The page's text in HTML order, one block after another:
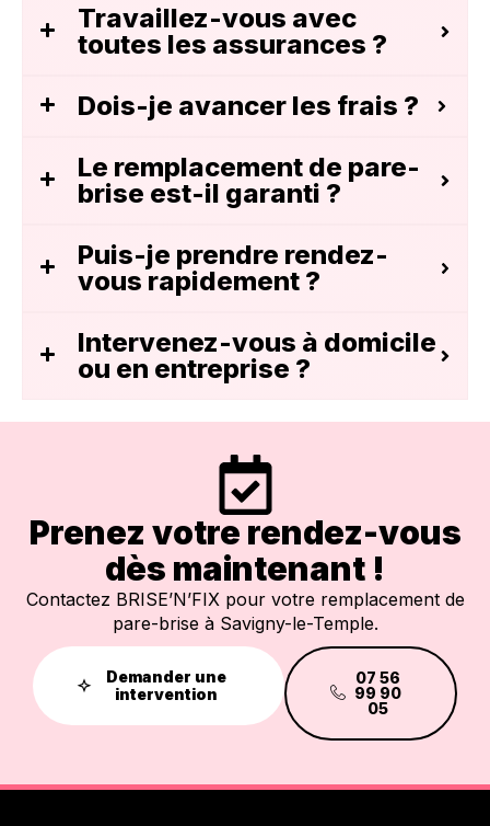
Travaillez-vous avec
toutes les assurances ?
Dois-je avancer les frais ?
Le remplacement de pare-
brise est-il garanti ?
Puis-je prendre rendez-
vous rapidement ?
Intervenez-vous à domicile
ou en entreprise ?
Prenez votre rendez-vous
dès maintenant !
Contactez BRISE’N’FIX pour votre remplacement de
pare-brise à Savigny-le-Temple.
Demander une
intervention
07 56
99 90
05